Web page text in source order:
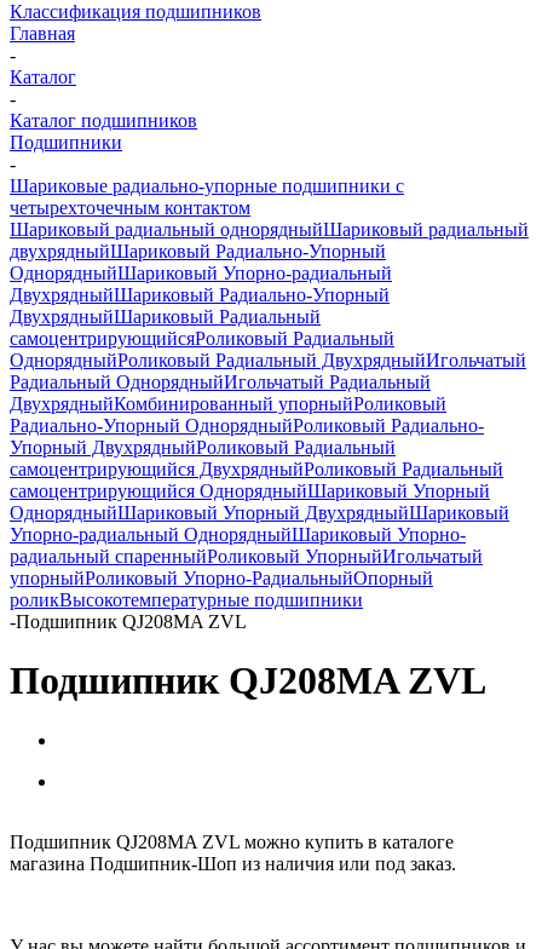
Классификация подшипников
Главная
-
Каталог
-
Каталог подшипников
Подшипники
-
Шариковые радиально-упорные подшипники с
четырехточечным контактом
Шариковый радиальный однорядныйШариковый радиальный
двухрядныйШариковый Радиально-Упорный
ОднорядныйШариковый Упорно-радиальный
ДвухрядныйШариковый Радиально-Упорный
ДвухрядныйШариковый Радиальный
самоцентрирующийсяРоликовый Радиальный
ОднорядныйРоликовый Радиальный ДвухрядныйИгольчатый
Радиальный ОднорядныйИгольчатый Радиальный
ДвухрядныйКомбинированный упорныйРоликовый
Радиально-Упорный ОднорядныйРоликовый Радиально-
Упорный ДвухрядныйРоликовый Радиальный
самоцентрирующийся ДвухрядныйРоликовый Радиальный
самоцентрирующийся ОднорядныйШариковый Упорный
ОднорядныйШариковый Упорный ДвухрядныйШариковый
Упорно-радиальный ОднорядныйШариковый Упорно-
радиальный спаренныйРоликовый УпорныйИгольчатый
упорныйРоликовый Упорно-РадиальныйОпорный
роликВысокотемпературные подшипники
-Подшипник QJ208MA ZVL
Подшипник QJ208MA ZVL
Подшипник QJ208MA ZVL можно купить в каталоге
магазина Подшипник-Шоп из наличия или под заказ.